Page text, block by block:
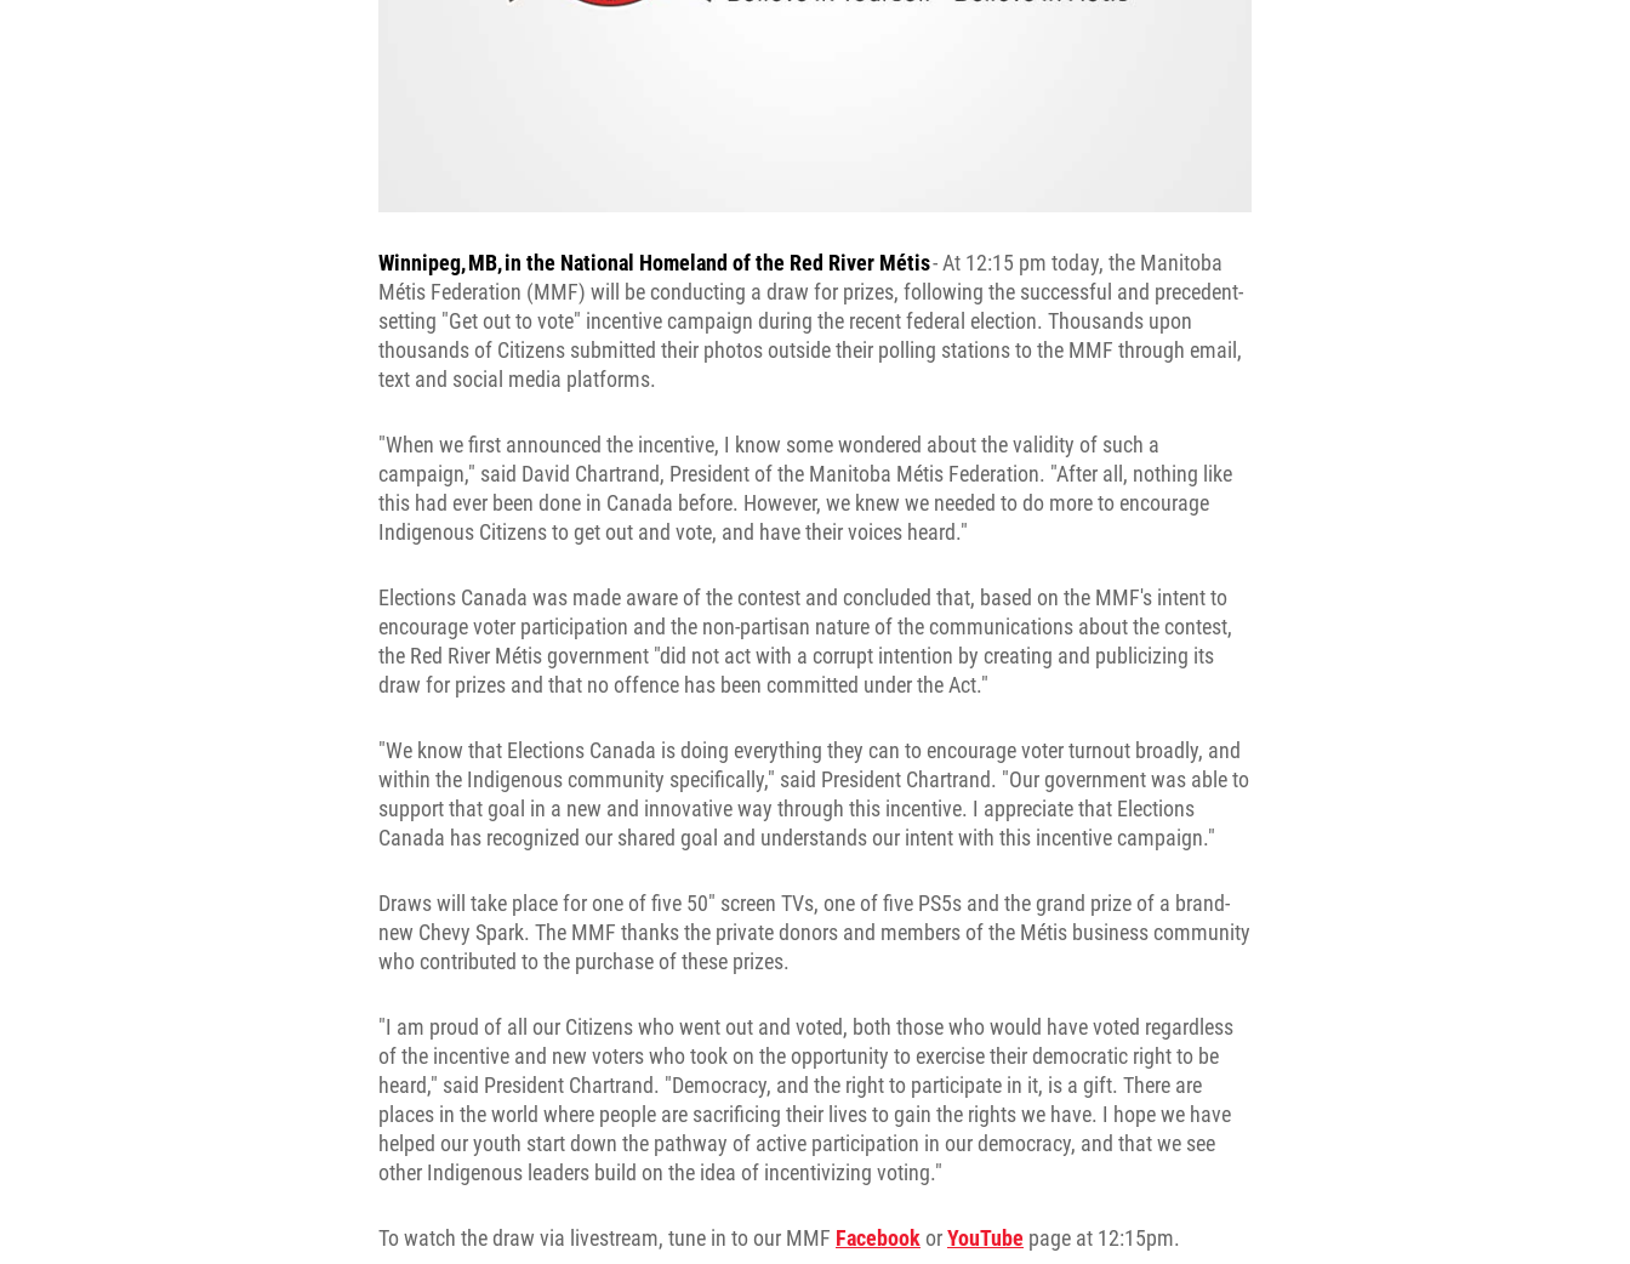
Winnipeg, MB, in the National Homeland of the Red River Métis- At 12:15 pm today, the Manitoba
Métis Federation (MMF) will be conducting a draw for prizes, following the successful and precedent-
setting "Get out to vote" incentive campaign during the recent federal election. Thousands upon
thousands of Citizens submitted their photos outside their polling stations to the MMF through email,
text and social media platforms.
"When we first announced the incentive, I know some wondered about the validity of such a
campaign," said David Chartrand, President of the Manitoba Métis Federation. "After all, nothing like
this had ever been done in Canada before. However, we knew we needed to do more to encourage
Indigenous Citizens to get out and vote, and have their voices heard."
Elections Canada was made aware of the contest and concluded that, based on the MMF's intent to
encourage voter participation and the non-partisan nature of the communications about the contest,
the Red River Métis government "did not act with a corrupt intention by creating and publicizing its
draw for prizes and that no offence has been committed under the Act."
"We know that Elections Canada is doing everything they can to encourage voter turnout broadly, and
within the Indigenous community specifically," said President Chartrand. "Our government was able to
support that goal in a new and innovative way through this incentive. I appreciate that Elections
Canada has recognized our shared goal and understands our intent with this incentive campaign."
Draws will take place for one of five 50" screen TVs, one of five PS5s and the grand prize of a brand-
new Chevy Spark. The MMF thanks the private donors and members of the Métis business community
who contributed to the purchase of these prizes.
"I am proud of all our Citizens who went out and voted, both those who would have voted regardless
of the incentive and new voters who took on the opportunity to exercise their democratic right to be
heard," said President Chartrand. "Democracy, and the right to participate in it, is a gift. There are
places in the world where people are sacrificing their lives to gain the rights we have. I hope we have
helped our youth start down the pathway of active participation in our democracy, and that we see
other Indigenous leaders build on the idea of incentivizing voting."
To watch the draw via livestream, tune in to our MMF FacebookorYouTube page at 12:15pm.